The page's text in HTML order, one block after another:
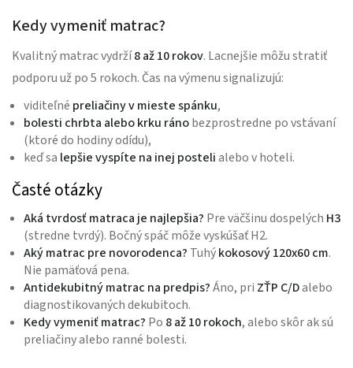
Kedy vymeniť matrac?
Kvalitný matrac vydrží8 až 10 rokov. Lacnejšie môžu stratiť
podporu už po 5 rokoch. Čas na výmenu signalizujú:
viditeľné preliačiny v mieste spánku,
bolesti chrbta alebo krku ránobezprostredne po vstávaní
(ktoré do hodiny odídu),
keď sa lepšie vyspíte na inej postelialebo v hoteli.
Časté otázky
Aká tvrdosť matraca je najlepšia? Pre väčšinu dospelých H3
(stredne tvrdý). Bočný spáč môže vyskúšať H2.
Aký matrac pre novorodenca? Tuhýkokosový 120x60 cm.
Nie pamäťová pena.
Antidekubitný matrac na predpis?Áno, pri ZŤP C/Dalebo
diagnostikovaných dekubitoch.
Kedy vymeniť matrac? Po 8 až 10 rokoch, alebo skôr ak sú
preliačiny alebo ranné bolesti.